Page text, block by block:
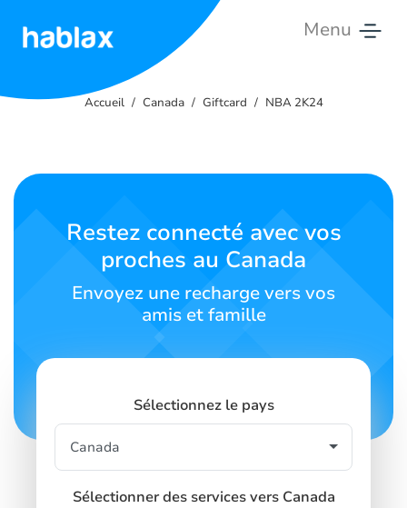
Menu
Contactez-
nous
Français
SIGN IN
Accueil Canada Giftcard NBA 2K24
Restez connecté avec vos
proches au Canada
Envoyez une recharge vers vos
amis et famille
Sélectionnez le pays
Sélectionner des services vers Canada